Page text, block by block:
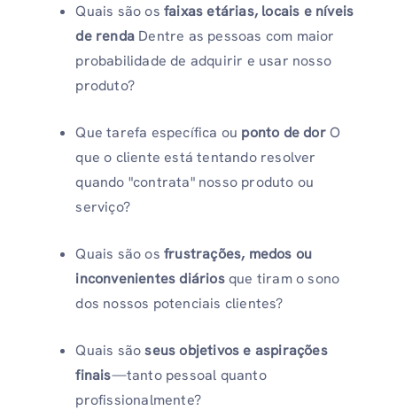
Quais são os faixas etárias, locais e níveis
de renda Dentre as pessoas com maior
probabilidade de adquirir e usar nosso
produto?
Que tarefa específica ou ponto de dorO
que o cliente está tentando resolver
quando "contrata" nosso produto ou
serviço?
Quais são os frustrações, medos ou
inconvenientes diáriosque tiram o sono
dos nossos potenciais clientes?
Quais sãoseus objetivos e aspirações
finais—tanto pessoal quanto
profissionalmente?